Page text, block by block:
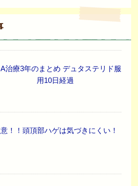
治療3年のまとめ デュタステリド服
用10日経過
！！頭頂部ハゲは気づきにくい！